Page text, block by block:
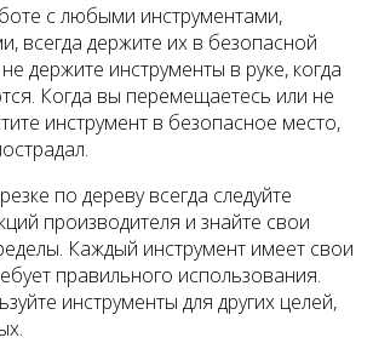
с любыми инструментами,
всегда держите их в безопасной
держите инструменты в руке, когда
Когда вы перемещаетесь или не
инструмент в безопасное место,
по дереву всегда следуйте
производителя и знайте свои
Каждый инструмент имеет свои
правильного использования.
инструменты для других целей,